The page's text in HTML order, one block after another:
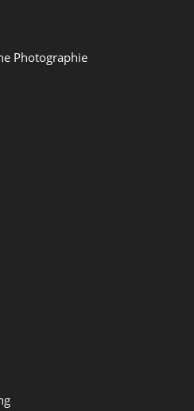
Photographie